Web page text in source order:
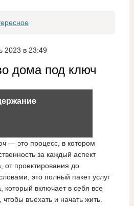
2023 в 23:49
дома под ключ
— это процесс, в котором
за каждый аспект
от проектирования до
это полный пакет услуг
который включает в себя все
въехать и начать жить.